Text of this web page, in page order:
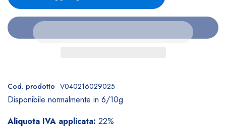
Cod. prodotto V040216029025
Disponibile normalmente in 6/10g
Aliquota IVA applicata: 22%